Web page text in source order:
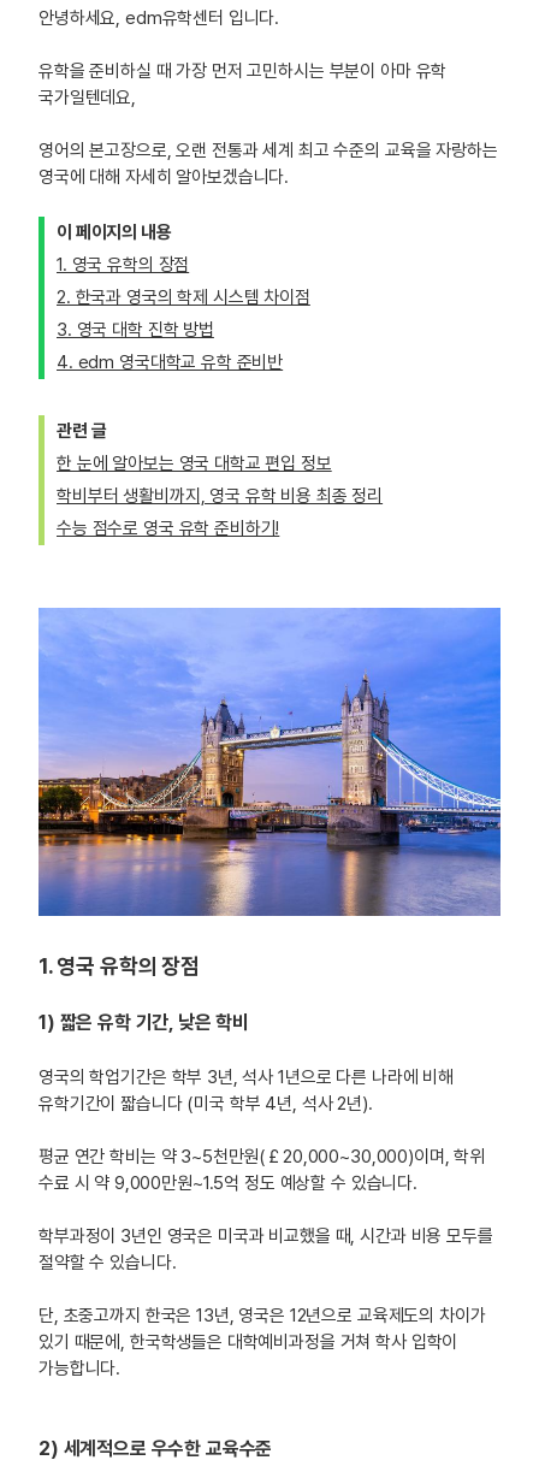
안녕하세요, edm유학센터 입니다.
유학을 준비하실 때 가장 먼저 고민하시는 부분이 아마 유학
국가일텐데요,
영어의 본고장으로, 오랜 전통과 세계 최고 수준의 교육을 자랑하는
영국에 대해 자세히 알아보겠습니다.
이 페이지의 내용
1. 영국 유학의 장점
2. 한국과 영국의 학제 시스템 차이점
3. 영국 대학 진학 방법
4. edm 영국대학교 유학 준비반
관련 글
한 눈에 알아보는 영국 대학교 편입 정보
학비부터 생활비까지, 영국 유학 비용 최종 정리
수능 점수로 영국 유학 준비하기!
1. 영국 유학의 장점
1) 짧은 유학 기간, 낮은 학비
영국의 학업기간은 학부 3년, 석사 1년으로 다른 나라에 비해
유학기간이 짧습니다 (미국 학부 4년, 석사 2년).
평균 연간 학비는 약 3~5천만원(￡20,000~30,000)이며, 학위
수료 시 약 9,000만원~1.5억 정도 예상할 수 있습니다.
학부과정이 3년인 영국은 미국과 비교했을 때, 시간과 비용 모두를
절약할 수 있습니다.
단, 초중고까지 한국은 13년, 영국은 12년으로 교육제도의 차이가
있기 때문에, 한국학생들은 대학예비과정을 거쳐 학사 입학이
가능합니다.
2) 세계적으로 우수한 교육수준